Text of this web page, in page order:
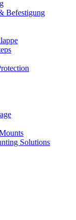
Befestigung
Solutions